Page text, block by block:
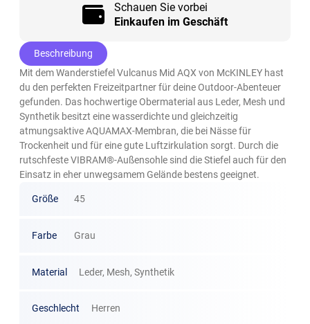
Schauen Sie vorbei
Einkaufen im Geschäft
Beschreibung
Mit dem Wanderstiefel Vulcanus Mid AQX von McKINLEY hast
du den perfekten Freizeitpartner für deine Outdoor-Abenteuer
gefunden. Das hochwertige Obermaterial aus Leder, Mesh und
Synthetik besitzt eine wasserdichte und gleichzeitig
atmungsaktive AQUAMAX-Membran, die bei Nässe für
Trockenheit und für eine gute Luftzirkulation sorgt. Durch die
rutschfeste VIBRAM®-Außensohle sind die Stiefel auch für den
Einsatz in eher unwegsamem Gelände bestens geeignet.
Größe 45
Farbe Grau
Material Leder, Mesh, Synthetik
Geschlecht Herren